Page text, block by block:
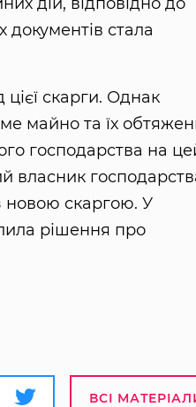
стала
скарги. Однак
майно та їх
господарства на
власник
новою скаргою. У
рішення про
ВСІ